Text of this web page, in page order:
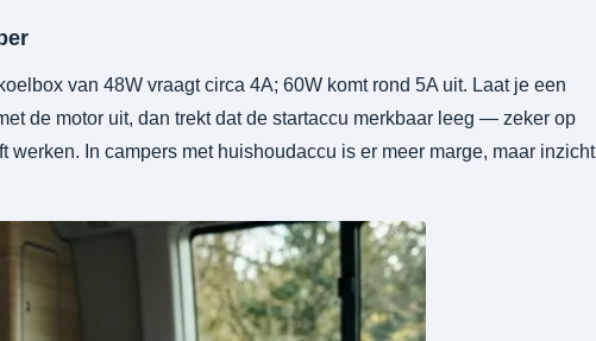
van 48W vraagt circa 4A; 60W komt rond 5A uit. Laat je een
de motor uit, dan trekt dat de startaccu merkbaar leeg — zeker op
In campers met huishoudaccu is er meer marge, maar inzicht